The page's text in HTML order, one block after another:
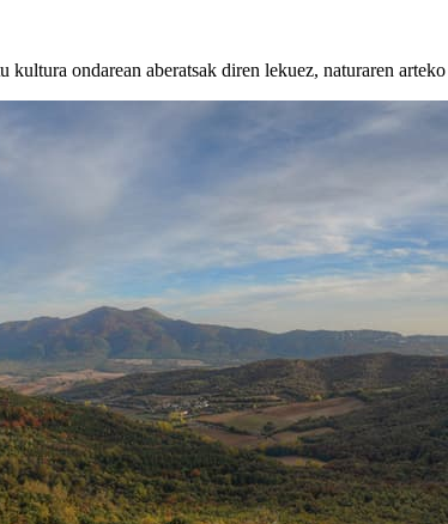
kultura ondarean aberatsak diren lekuez, naturaren